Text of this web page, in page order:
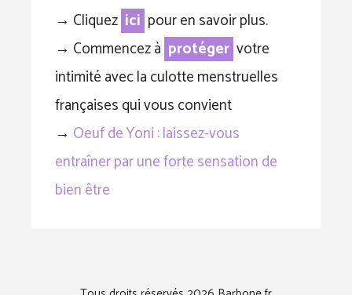
→ Cliquez ici pour en savoir plus.
→ Commencez à protéger votre
intimité avec la culotte menstruelles
françaises qui vous convient
→ Oeuf de Yoni : laissez-vous
entraîner par une forte sensation de
bien être